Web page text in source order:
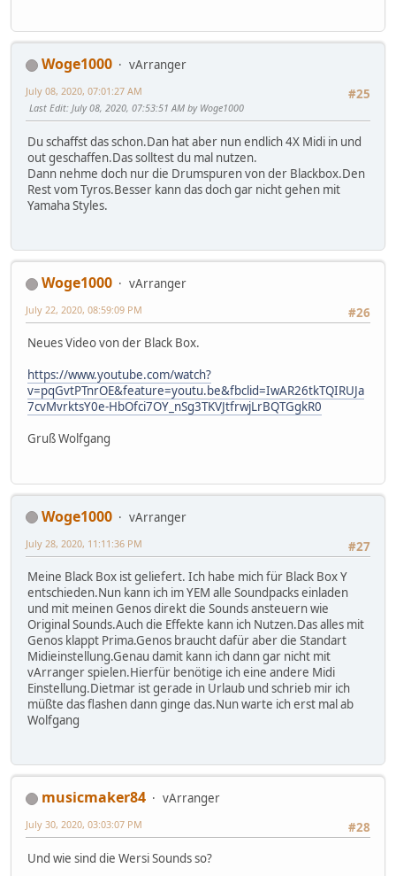
Woge1000
vArranger
#25
July 08, 2020, 07:01:27 AM
Last Edit: July 08, 2020, 07:53:51 AM by Woge1000
Du schaffst das schon.Dan hat aber nun endlich 4X Midi in und
out geschaffen.Das solltest du mal nutzen.
Dann nehme doch nur die Drumspuren von der Blackbox.Den
Rest vom Tyros.Besser kann das doch gar nicht gehen mit
Yamaha Styles.
Woge1000
vArranger
#26
July 22, 2020, 08:59:09 PM
Neues Video von der Black Box.
https://www.youtube.com/watch?
v=pqGvtPTnrOE&feature=youtu.be&fbclid=IwAR26tkTQIRUJa
7cvMvrktsY0e-HbOfci7OY_nSg3TKVJtfrwjLrBQTGgkR0
Gruß Wolfgang
Woge1000
vArranger
#27
July 28, 2020, 11:11:36 PM
Meine Black Box ist geliefert. Ich habe mich für Black Box Y
entschieden.Nun kann ich im YEM alle Soundpacks einladen
und mit meinen Genos direkt die Sounds ansteuern wie
Original Sounds.Auch die Effekte kann ich Nutzen.Das alles mit
Genos klappt Prima.Genos braucht dafür aber die Standart
Midieinstellung.Genau damit kann ich dann gar nicht mit
vArranger spielen.Hierfür benötige ich eine andere Midi
Einstellung.Dietmar ist gerade in Urlaub und schrieb mir ich
müßte das flashen dann ginge das.Nun warte ich erst mal ab
Wolfgang
musicmaker84
vArranger
#28
July 30, 2020, 03:03:07 PM
Und wie sind die Wersi Sounds so?